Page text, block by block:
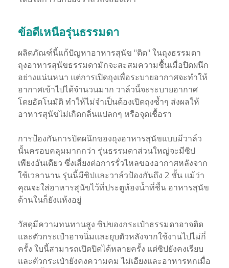
ข้อดีเหนือรุ่นธรรมดา
ผลิตภัณฑ์นี้แก้ปัญหาอาหารสุนัข "ติด" ในถุงธรรมดา
ถุงอาหารสุนัขธรรมดามักจะสะสมความชื้นเมื่อปิดผนึก
อย่างแน่นหนา แต่การเปิดถุงเพื่อระบายอากาศจะทำให้
อากาศเข้าไปได้จำนวนมาก วาล์วนี้จะระบายอากาศ
โดยอัตโนมัติ ทำให้ไม่จำเป็นต้องเปิดถุงซ้ำๆ ส่งผลให้
อาหารสุนัขไม่เกิดกลิ่นแปลกๆ หรือจุดเชื้อรา
การป้องกันการปิดผนึกของถุงอาหารสุนัขแบบมีวาล์ว
นั้นครอบคลุมมากกว่า รุ่นธรรมดาส่วนใหญ่จะมีซิป
เพียงอันเดียว ซึ่งเสี่ยงต่อการรั่วไหลของอากาศหลังจาก
ใช้เวลานาน รุ่นนี้มีซิปและวาล์วป้องกันถึง 2 ชั้น แม้ว่า
คุณจะใส่อาหารสุนัขไว้ที่ประตูห้องน้ำที่ชื้น อาหารสุนัข
ด้านในก็ยังแห้งอยู่
วัสดุมีความทนทานสูง ซิปของกระเป๋าธรรมดาอาจติด
และตัวกระเป๋าอาจนิ่มและยุบตัวหลังจากใช้งานไปไม่กี่
ครั้ง ใบนี้สามารถเปิดปิดได้หลายครั้ง แต่ซิปยังคงเรียบ
และตัวกระเป๋ายังคงความคม ไม่เอียงและอาหารหกเมื่อ